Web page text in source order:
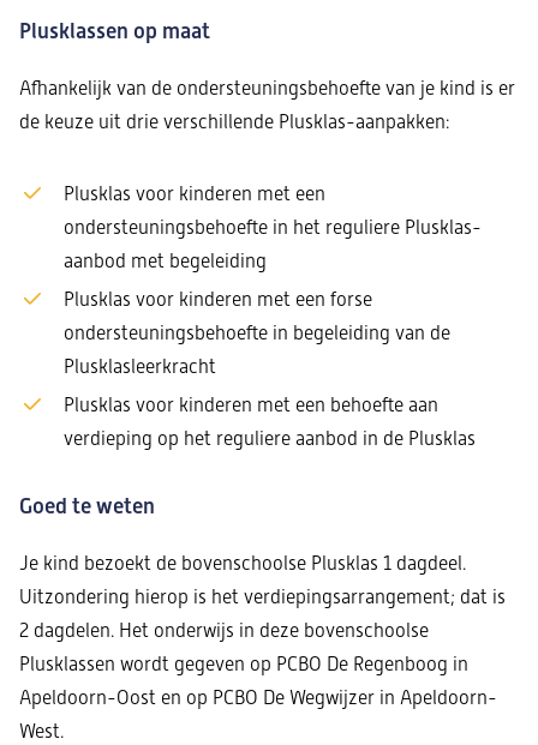
Plusklassen op maat
Afhankelijk van de ondersteuningsbehoefte van je kind is er
de keuze uit drie verschillende Plusklas-aanpakken:
Plusklas voor kinderen met een
ondersteuningsbehoefte in het reguliere Plusklas-
aanbod met begeleiding
Plusklas voor kinderen met een forse
ondersteuningsbehoefte in begeleiding van de
Plusklasleerkracht
Plusklas voor kinderen met een behoefte aan
verdieping op het reguliere aanbod in de Plusklas
Goed te weten
Je kind bezoekt de bovenschoolse Plusklas 1 dagdeel.
Uitzondering hierop is het verdiepingsarrangement; dat is
2 dagdelen. Het onderwijs in deze bovenschoolse
Plusklassen wordt gegeven op PCBO De Regenboog in
Apeldoorn-Oost en op PCBO De Wegwijzer in Apeldoorn-
West.